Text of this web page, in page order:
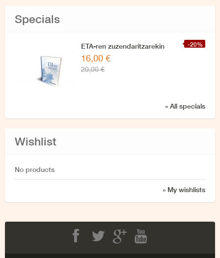
Specials
-20%
ETA-ren zuzendaritzarekin
azken elkarrizketa
16,00 €
20,00 €
» All specials
Wishlist
No products
» My wishlists